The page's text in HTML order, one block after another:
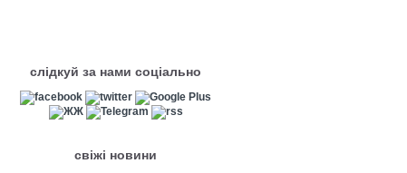
слідкуй за нами соціально
свіжі новини